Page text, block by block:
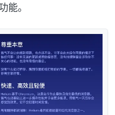
能。